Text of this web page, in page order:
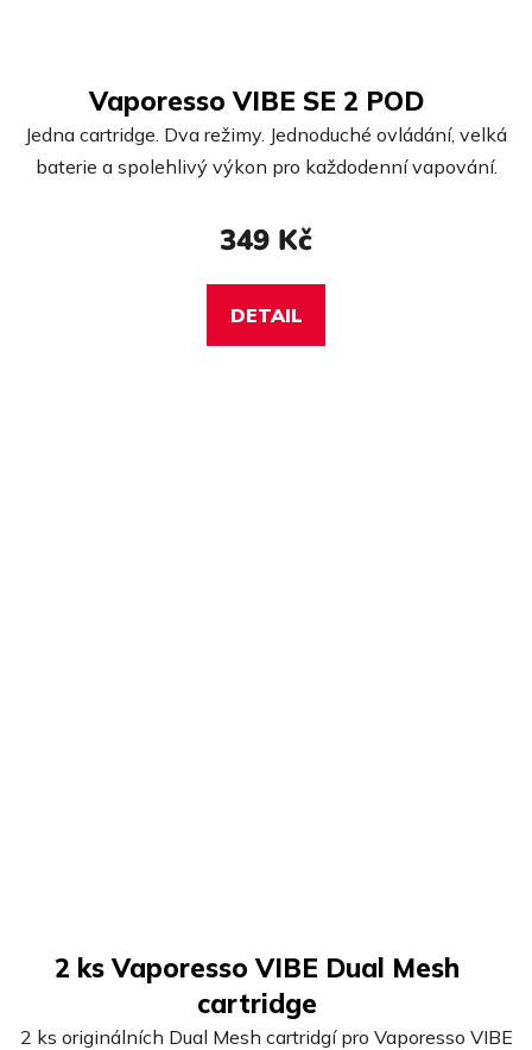
Vaporesso VIBE SE 2 POD
Jedna cartridge. Dva režimy. Jednoduché ovládání, velká
baterie a spolehlivý výkon pro každodenní vapování.
349 Kč
DETAIL
2 ks Vaporesso VIBE Dual Mesh
cartridge
2 ks originálních Dual Mesh cartridgí pro Vaporesso VIBE